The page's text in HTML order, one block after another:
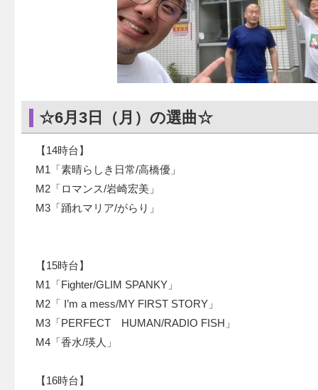
☆6月3日（月）の選曲☆
【14時台】
M1「素晴らしき日常/高橋優」
M2「ロマンス/岩崎宏美」
M3「踊れマリア/がらり」
【15時台】
M1「Fighter/GLIM SPANKY」
M2「 I’m a mess/MY FIRST STORY」
M3「PERFECT HUMAN/RADIO FISH」
M4「香水/瑛人」
【16時台】